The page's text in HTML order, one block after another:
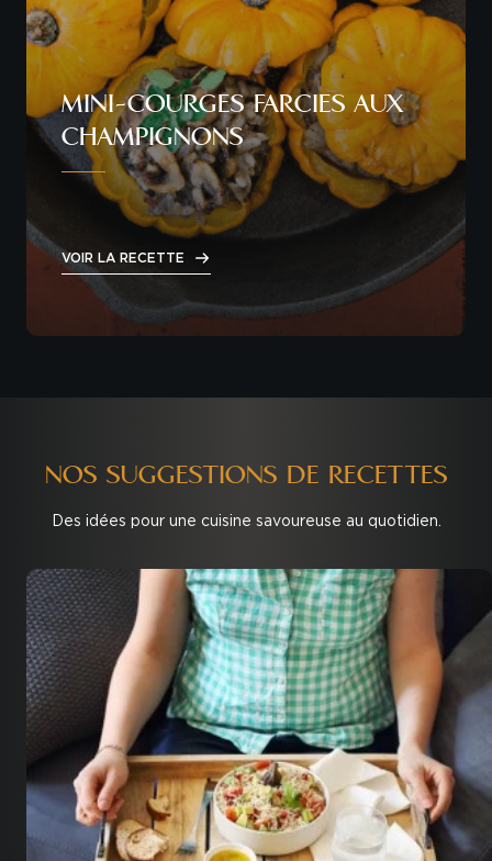
MINI-COURGES FARCIES AUX
CHAMPIGNONS
VOIR LA RECETTE
NOS SUGGESTIONS DE RECETTES
Des idées pour une cuisine savoureuse au quotidien.